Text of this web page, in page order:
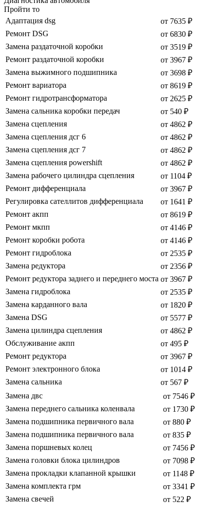
Пройти то
Адаптация dsg
от 7635 ₽
Ремонт DSG
от 6830 ₽
Замена раздаточной коробки
от 3519 ₽
Ремонт раздаточной коробки
от 3967 ₽
Замена выжимного подшипника
от 3698 ₽
Ремонт вариатора
от 8619 ₽
Ремонт гидротрансформатора
от 2625 ₽
Замена сальника коробки передач
от 540 ₽
Замена сцепления
от 4862 ₽
Замена сцепления дсг 6
от 4862 ₽
Замена сцепления дсг 7
от 4862 ₽
Замена сцепления powershift
от 4862 ₽
Замена рабочего цилиндра сцепления
от 1104 ₽
Ремонт дифференциала
от 3967 ₽
Регулировка сателлитов дифференциала
от 1641 ₽
Ремонт акпп
от 8619 ₽
Ремонт мкпп
от 4146 ₽
Ремонт коробки робота
от 4146 ₽
Ремонт гидроблока
от 2535 ₽
Замена редуктора
от 2356 ₽
Ремонт редуктора заднего и переднего моста от 3967 ₽
Замена гидроблока
от 2535 ₽
Замена карданного вала
от 1820 ₽
Замена DSG
от 5577 ₽
Замена цилиндра сцепления
от 4862 ₽
Обслуживание акпп
от 495 ₽
Ремонт редуктора
от 3967 ₽
Ремонт электронного блока
от 1014 ₽
Замена сальника
от 567 ₽
Замена двс
от 7546 ₽
Замена переднего сальника коленвала
от 1730 ₽
Замена подшипника первичного вала
от 880 ₽
Замена подшипника первичного вала
от 835 ₽
Замена поршневых колец
от 7456 ₽
Замена головки блока цилиндров
от 7098 ₽
Замена прокладки клапанной крышки
от 1148 ₽
Замена комплекта грм
от 3341 ₽
Замена свечей
от 522 ₽